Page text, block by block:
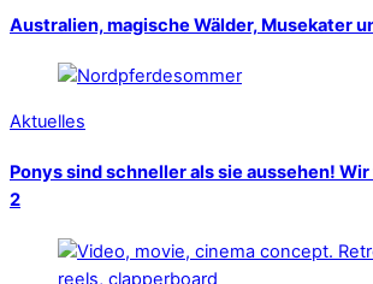
Australien, magische Wälder, Musekater
Aktuelles
Ponys sind schneller als sie aussehen!
2